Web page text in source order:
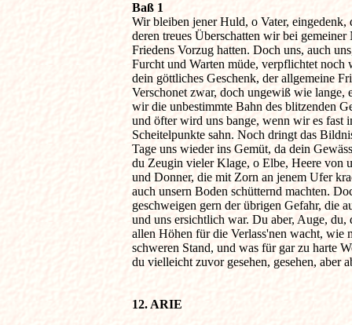
Baß 1
Wir bleiben jener Huld, o Vater,
deren treues Überschatten wir bei
Friedens Vorzug hatten. Doch uns, auch
Furcht und Warten müde, verpflichtet noch
dein göttliches Geschenk, der allgemeine
Verschonet zwar, doch ungewiß wie lange,
wir die unbestimmte Bahn des blitzenden
und öfter wird uns bange, wenn wir es fast
Scheitelpunkte sahn. Noch dringt das
Tage uns wieder ins Gemüt, da dein
du Zeugin vieler Klage, o Elbe, Heere von
und Donner, die mit Zorn an jenem Ufer
auch unsern Boden schütternd machten.
geschweigen gern der übrigen Gefahr, die
und uns ersichtlich war. Du aber, Auge, du,
allen Höhen für die Verlass'nen wacht, wie
schweren Stand, und was für gar zu harte
du vielleicht zuvor gesehen, gesehen, aber
12. ARIE